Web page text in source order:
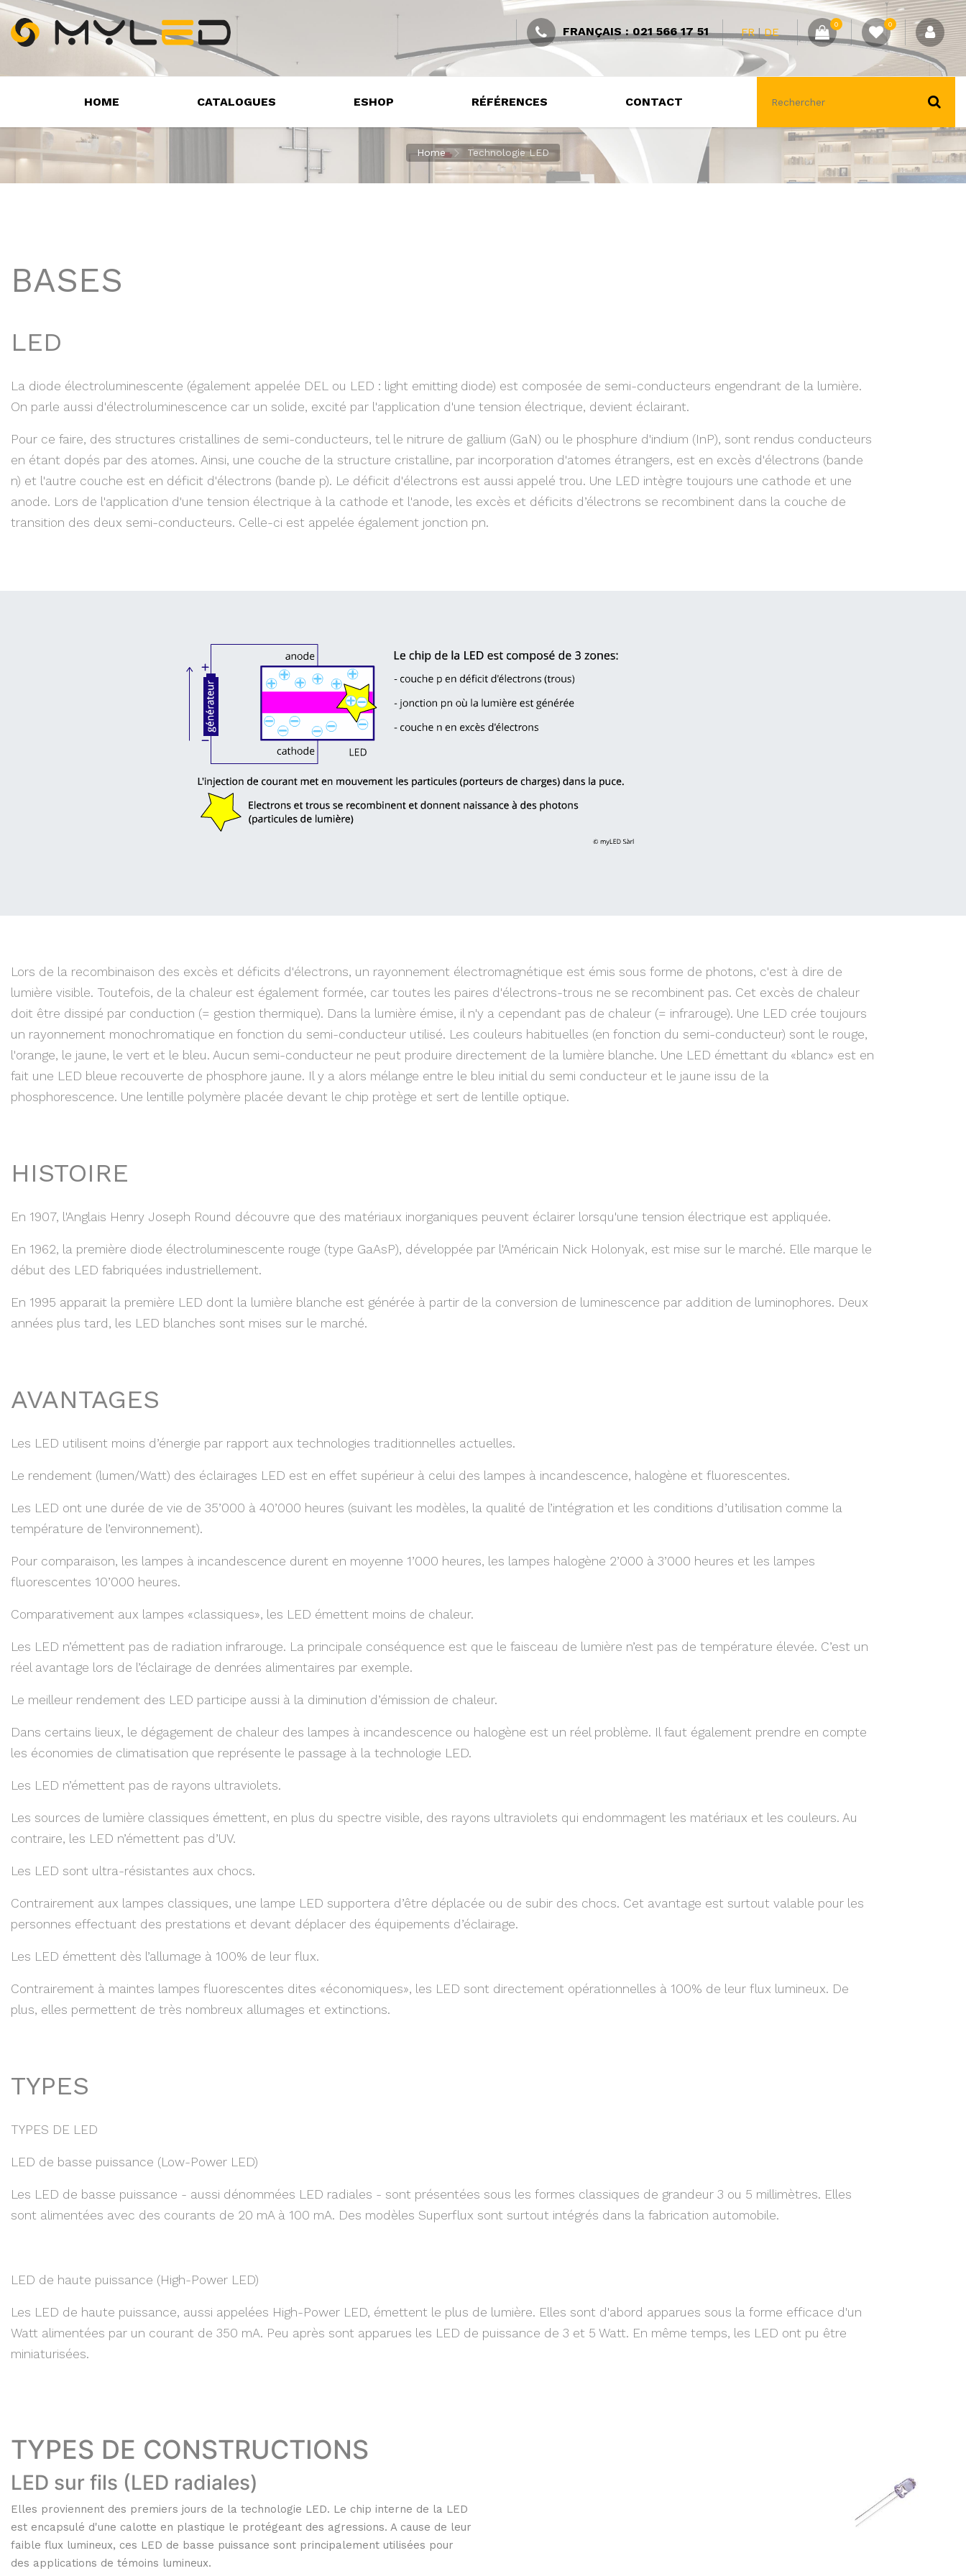
FRANÇAIS : 021 566 17 51 FR DE
0 0
HOME CATALOGUES ESHOP RÉFÉRENCES CONTACT
Home Technologie LED
BASES
LED
La diode électroluminescente (également appelée DEL ou LED : light emitting diode) est composée de semi-conducteurs engendrant de la lumière.
On parle aussi d'électroluminescence car un solide, excité par l'application d'une tension électrique, devient éclairant.
Pour ce faire, des structures cristallines de semi-conducteurs, tel le nitrure de gallium (GaN) ou le phosphure d'indium (InP), sont rendus conducteurs
en étant dopés par des atomes. Ainsi, une couche de la structure cristalline, par incorporation d'atomes étrangers, est en excès d'électrons (bande
n) et l'autre couche est en déficit d'électrons (bande p). Le déficit d'électrons est aussi appelé trou. Une LED intègre toujours une cathode et une
anode. Lors de l'application d'une tension électrique à la cathode et l'anode, les excès et déficits d’électrons se recombinent dans la couche de
transition des deux semi-conducteurs. Celle-ci est appelée également jonction pn.
Lors de la recombinaison des excès et déficits d'électrons, un rayonnement électromagnétique est émis sous forme de photons, c'est à dire de
lumière visible. Toutefois, de la chaleur est également formée, car toutes les paires d'électrons-trous ne se recombinent pas. Cet excès de chaleur
doit être dissipé par conduction (= gestion thermique). Dans la lumière émise, il n'y a cependant pas de chaleur (= infrarouge). Une LED crée toujours
un rayonnement monochromatique en fonction du semi-conducteur utilisé. Les couleurs habituelles (en fonction du semi-conducteur) sont le rouge,
l'orange, le jaune, le vert et le bleu. Aucun semi-conducteur ne peut produire directement de la lumière blanche. Une LED émettant du «blanc» est en
fait une LED bleue recouverte de phosphore jaune. Il y a alors mélange entre le bleu initial du semi conducteur et le jaune issu de la
phosphorescence. Une lentille polymère placée devant le chip protège et sert de lentille optique.
HISTOIRE
En 1907, l'Anglais Henry Joseph Round découvre que des matériaux inorganiques peuvent éclairer lorsqu'une tension électrique est appliquée.
En 1962, la première diode électroluminescente rouge (type GaAsP), développée par l'Américain Nick Holonyak, est mise sur le marché. Elle marque le
début des LED fabriquées industriellement.
En 1995 apparait la première LED dont la lumière blanche est générée à partir de la conversion de luminescence par addition de luminophores. Deux
années plus tard, les LED blanches sont mises sur le marché.
AVANTAGES
Les LED utilisent moins d’énergie par rapport aux technologies traditionnelles actuelles.
Le rendement (lumen/Watt) des éclairages LED est en effet supérieur à celui des lampes à incandescence, halogène et fluorescentes.
Les LED ont une durée de vie de 35’000 à 40’000 heures (suivant les modèles, la qualité de l’intégration et les conditions d’utilisation comme la
température de l’environnement).
Pour comparaison, les lampes à incandescence durent en moyenne 1’000 heures, les lampes halogène 2’000 à 3’000 heures et les lampes
fluorescentes 10’000 heures.
Comparativement aux lampes «classiques», les LED émettent moins de chaleur.
Les LED n’émettent pas de radiation infrarouge. La principale conséquence est que le faisceau de lumière n’est pas de température élevée. C’est un
réel avantage lors de l’éclairage de denrées alimentaires par exemple.
Le meilleur rendement des LED participe aussi à la diminution d’émission de chaleur.
Dans certains lieux, le dégagement de chaleur des lampes à incandescence ou halogène est un réel problème. Il faut également prendre en compte
les économies de climatisation que représente le passage à la technologie LED.
Les LED n’émettent pas de rayons ultraviolets.
Les sources de lumière classiques émettent, en plus du spectre visible, des rayons ultraviolets qui endommagent les matériaux et les couleurs. Au
contraire, les LED n’émettent pas d’UV.
Les LED sont ultra-résistantes aux chocs.
Contrairement aux lampes classiques, une lampe LED supportera d’être déplacée ou de subir des chocs. Cet avantage est surtout valable pour les
personnes effectuant des prestations et devant déplacer des équipements d’éclairage.
Les LED émettent dès l’allumage à 100% de leur flux.
Contrairement à maintes lampes fluorescentes dites «économiques», les LED sont directement opérationnelles à 100% de leur flux lumineux. De
plus, elles permettent de très nombreux allumages et extinctions.
TYPES
TYPES DE LED
LED de basse puissance (Low-Power LED)
Les LED de basse puissance - aussi dénommées LED radiales - sont présentées sous les formes classiques de grandeur 3 ou 5 millimètres. Elles
sont alimentées avec des courants de 20 mA à 100 mA. Des modèles Superflux sont surtout intégrés dans la fabrication automobile.
LED de haute puissance (High-Power LED)
Les LED de haute puissance, aussi appelées High-Power LED, émettent le plus de lumière. Elles sont d'abord apparues sous la forme efficace d'un
Watt alimentées par un courant de 350 mA. Peu après sont apparues les LED de puissance de 3 et 5 Watt. En même temps, les LED ont pu être
miniaturisées.
TYPES DE CONSTRUCTIONS
LED sur fils (LED radiales)
Elles proviennent des premiers jours de la technologie LED. Le chip interne de la LED
est encapsulé d'une calotte en plastique le protégeant des agressions. A cause de leur
faible flux lumineux, ces LED de basse puissance sont principalement utilisées pour
des applications de témoins lumineux.